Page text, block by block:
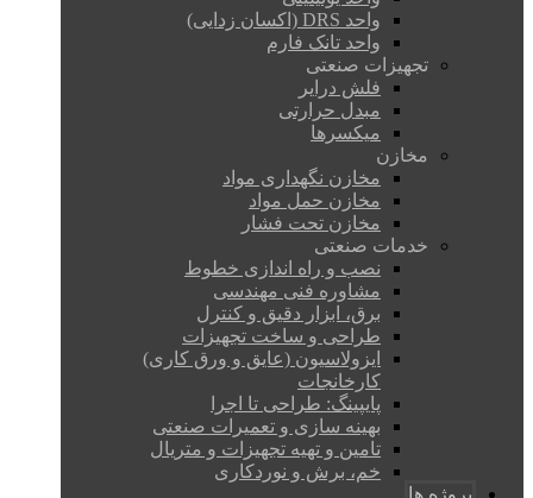
واحد DRS (اکسان زدایی)
واحد تانک فارم
تجهیزات صنعتی
فلش درایر
مبدل حرارتی
میکسرها
مخازن
مخازن نگهداری مواد
مخازن حمل مواد
مخازن تحت فشار
خدمات صنعتی
نصب و راه اندازی خطوط
مشاوره فنی مهندسی
برق، ابزار دقیق و کنترل
طراحی و ساخت تجهیزات
ایزولاسیون (عایق و ورق کاری)
کارخانجات
پایپینگ: طراحی تا اجرا
بهینه سازی و تعمیرات صنعتی
تامین و تهیه تجهیزات و متریال
خم، برش و نوردکاری
پروژه ها